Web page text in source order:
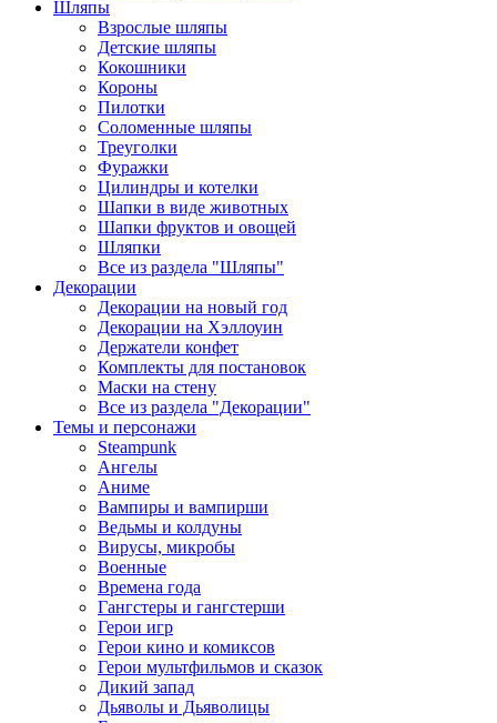
Шляпы
Взрослые шляпы
Детские шляпы
Кокошники
Короны
Пилотки
Соломенные шляпы
Треуголки
Фуражки
Цилиндры и котелки
Шапки в виде животных
Шапки фруктов и овощей
Шляпки
Все из раздела "Шляпы"
Декорации
Декорации на новый год
Декорации на Хэллоуин
Держатели конфет
Комплекты для постановок
Маски на стену
Все из раздела "Декорации"
Темы и персонажи
Steampunk
Ангелы
Аниме
Вампиры и вампирши
Ведьмы и колдуны
Вирусы, микробы
Военные
Времена года
Гангстеры и гангстерши
Герои игр
Герои кино и комиксов
Герои мультфильмов и сказок
Дикий запад
Дьяволы и Дьяволицы